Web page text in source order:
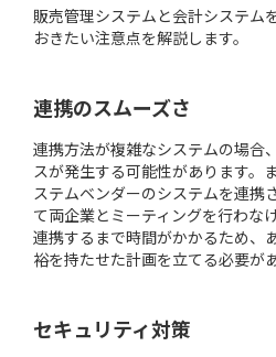
販売管理システムと会計システム
おきたい注意点を解説します。
連携のスムーズさ
連携方法が複雑なシステムの場合
スが発生する可能性があります。
ステムベンダーのシステムを連携
て両企業とミーティングを行わな
連携するまで時間がかかるため、
裕を持たせた計画を立てる必要が
セキュリティ対策